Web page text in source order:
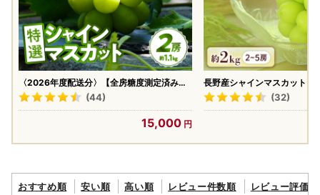
〈2026年度配送分〉【全房糖度測定済み】
山梨県産 特選シャインマスカット 2房（約
1.1kg） シャインマスカット 先行予約 2026
年 山梨県 ブドウ 種なし リピーター多数 数
量限定 草生栽培 2房 約1.1kg 糖度測定 2026
(44)
15,000
長野産シャインマスカット
ャインマスカット(32)
おすすめ順 安い順 高い順 レビュー件数順 レビュー評価順